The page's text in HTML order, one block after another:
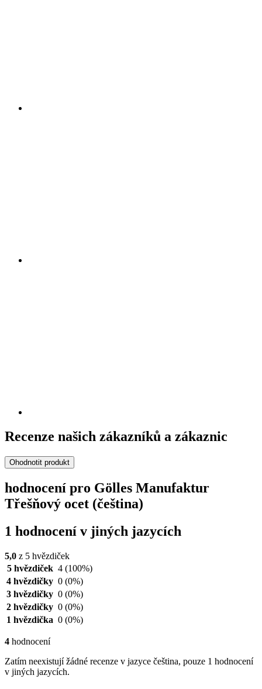
Recenze našich zákazníků a zákaznic
Ohodnotit produkt
hodnocení pro Gölles Manufaktur
Třešňový ocet (čeština)
1 hodnocení v jiných jazycích
5,0 z 5 hvězdiček
5 hvězdiček 4 (100%)
4 hvězdičky 0 (0%)
3 hvězdičky 0 (0%)
2 hvězdičky 0 (0%)
1 hvězdička 0 (0%)
4 hodnocení
Zatím neexistují žádné recenze v jazyce čeština, pouze 1 hodnocení
v jiných jazycích.